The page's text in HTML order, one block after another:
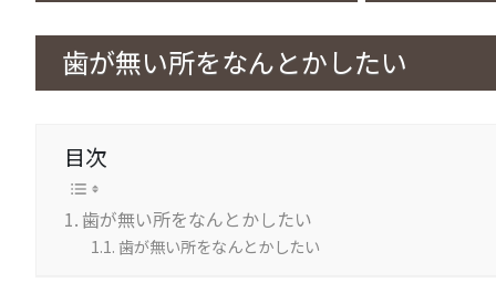
歯が無い所をなんとかしたい
目次
歯が無い所をなんとかしたい
歯が無い所をなんとかしたい